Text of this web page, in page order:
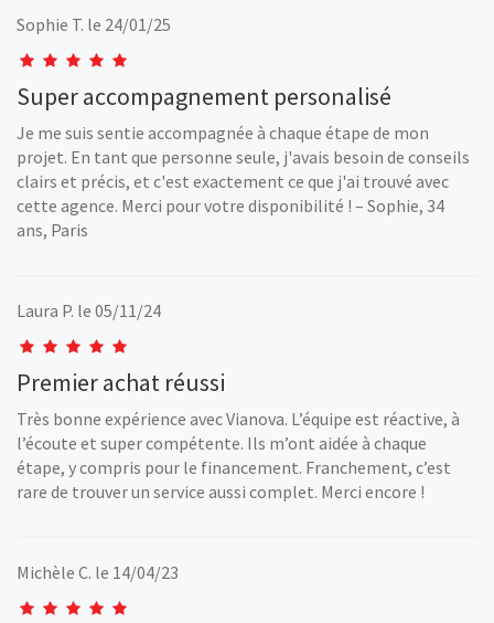
Sophie T. le 24/01/25
Super accompagnement personalisé
Je me suis sentie accompagnée à chaque étape de mon
projet. En tant que personne seule, j'avais besoin de conseils
clairs et précis, et c'est exactement ce que j'ai trouvé avec
cette agence. Merci pour votre disponibilité ! – Sophie, 34
ans, Paris
Laura P. le 05/11/24
Premier achat réussi
Très bonne expérience avec Vianova. L’équipe est réactive, à
l’écoute et super compétente. Ils m’ont aidée à chaque
étape, y compris pour le financement. Franchement, c’est
rare de trouver un service aussi complet. Merci encore !
Michèle C. le 14/04/23